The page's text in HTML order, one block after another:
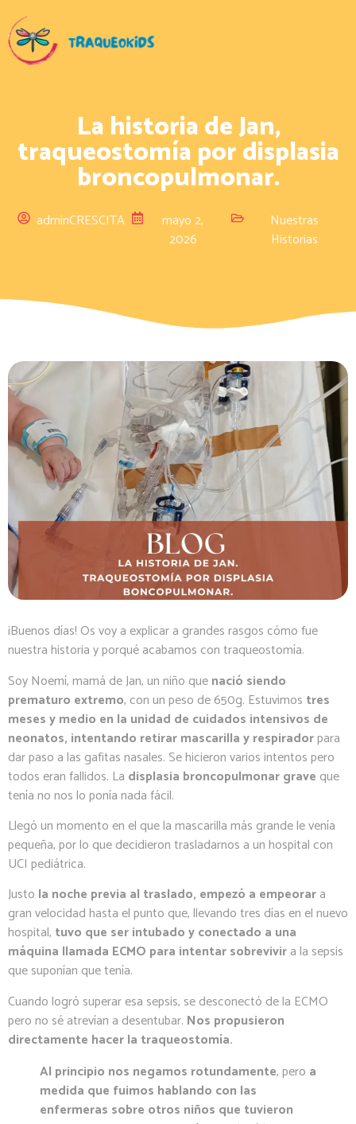
La historia de Jan,
traqueostomía por displasia
broncopulmonar.
adminCRESCITA
mayo 2,
2026
Nuestras
Historias
¡Buenos días! Os voy a explicar a grandes rasgos cómo fue
nuestra historia y porqué acabamos con traqueostomía.
Soy Noemí, mamá de Jan, un niño quenació siendo
prematuro extremo, con un peso de 650g. Estuvimos tres
meses y medio en la unidad de cuidados intensivos de
neonatos, intentando retirar mascarilla y respiradorpara
dar paso a las gafitas nasales. Se hicieron varios intentos pero
todos eran fallidos. La displasia broncopulmonar grave que
tenía no nos lo ponía nada fácil.
Llegó un momento en el que la mascarilla más grande le venía
pequeña, por lo que decidieron trasladarnos a un hospital con
UCI pediátrica.
Justo la noche previa al traslado, empezó a empeorara
gran velocidad hasta el punto que, llevando tres días en el nuevo
hospital, tuvo que ser intubado y conectado a una
máquina llamada ECMO para intentar sobrevivira la sepsis
que suponían que tenía.
Cuando logró superar esa sepsis, se desconectó de la ECMO
pero no sé atrevían a desentubar. Nos propusieron
directamente hacer la traqueostomía.
Al principio nos negamos rotundamente, pero a
medida que fuimos hablando con las
enfermeras sobre otros niños que tuvieron